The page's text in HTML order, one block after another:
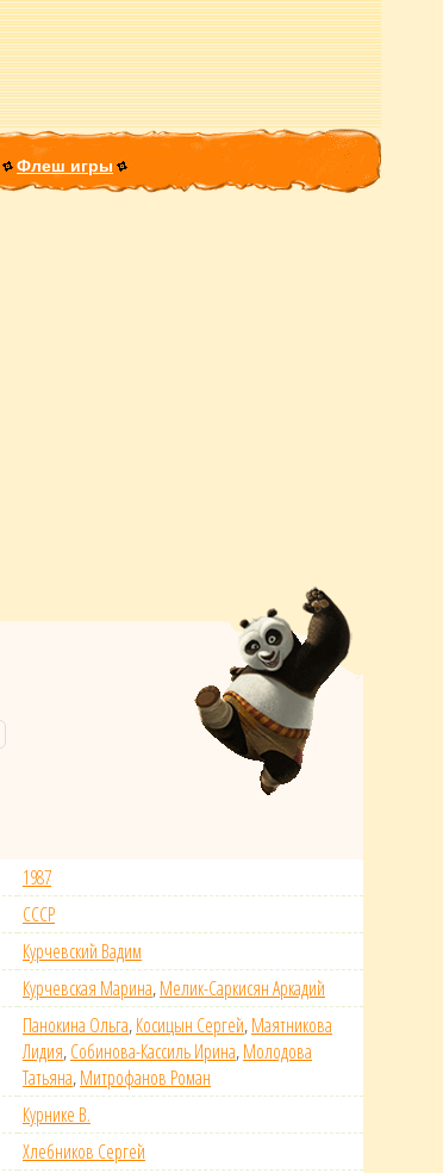
Флеш игры
1987
СССР
Курчевский Вадим
Курчевская Марина,Мелик-Саркисян Аркадий
Панокина Ольга,Косицын Сергей,Маятникова
Лидия,Собинова-Кассиль Ирина,Молодова
Татьяна,Митрофанов Роман
Курнике В.
Хлебников Сергей